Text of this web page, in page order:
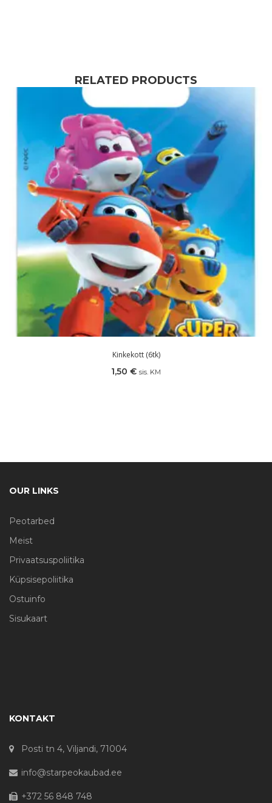
RELATED PRODUCTS
Kinkekott (6tk)
1,50 € sis. KM
OUR LINKS
Peotarbed
Meist
Privaatsuspoliitika
Küpsisepoliitika
Ostuinfo
Sisukaart
KONTAKT
Posti tn 4, Viljandi, 71004
info@starpeokaubad.ee
+372 56 848 748